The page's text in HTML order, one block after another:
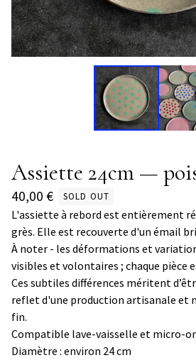
Assiette 24cm —
40,00 € SOLD OUT
L'assiette à rebord est entièrement
grès. Elle est recouverte d'un émail
À noter - les déformations et
visibles et volontaires ; chaque pièce
Ces subtiles différences méritent
reflet d'une production artisanale et
fin.
Compatible lave-vaisselle et micro-
Diamètre : environ 24 cm